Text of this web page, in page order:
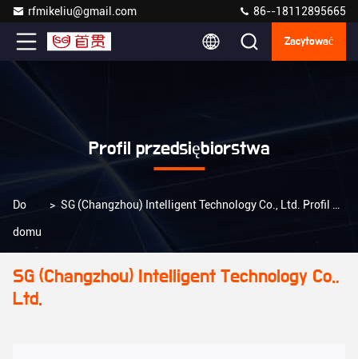
rfmikeliu@gmail.com 86--18112895665
Zacytować
Profil przedsiębiorstwa
Do
domu
> SG (Changzhou) Intelligent Technology Co., Ltd. Profil przedsiębiorstwa
SG (Changzhou) Intelligent Technology Co.,
Ltd.